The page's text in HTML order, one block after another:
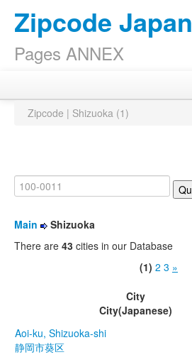
Zipcode Japan
Pages ANNEX
Zipcode | Shizuoka (1)
Main
Shizuoka
There are 43 cities in our Database
(1) 2 3 »
City
City(Japanese)
Aoi-ku, Shizuoka-shi
静岡市葵区